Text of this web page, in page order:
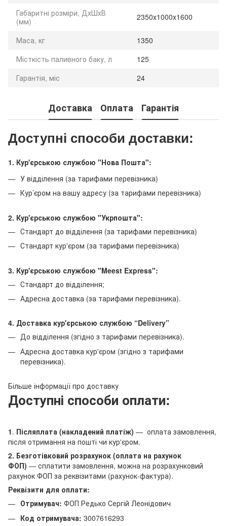
Габаритні розміри, ДхШхВ
(мм)
2350х1000х1600
Маса, кг
1350
Місткість паливного баку, л
125
Гарантія, міс
24
Доставка Оплата Гарантія
Доступні способи доставки:
1. Кур'єрською службою "Нова Пошта":
У відділення (за тарифами перевізника)
Кур’єром на вашу адресу (за тарифами перевізника)
2. Кур'єрською службою "Укрпошта":
Стандарт до відділення (за тарифами перевізника)
Стандарт кур'єром (за тарифами перевізника)
3. Кур'єрською службою "Meest Express":
Стандарт до відділення;
Адресна доставка (за тарифами перевізника).
4. Доставка кур'єрською службою “Delivery”
До відділення (згідно з тарифами перевізника).
Адресна доставка кур'єром (згідно з тарифами
перевізника).
Більше інформації про доставку
Доступні способи оплати:
1. Післяплата (накладений платіж) — оплата замовлення,
після отримання на пошті чи кур'єром.
2. Безготівковий розрахунок (оплата на рахунок
ФОП) — сплатити замовлення, можна на розрахунковий
рахунок ФОП за реквізитами (рахунок-фактура).
Реквізити для оплати:
Отримувач: ФОП Редько Сергій Леонідович
Код отримувача: 3007616293